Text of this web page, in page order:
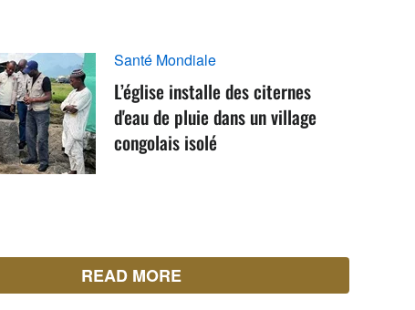
Santé Mondiale
L’église installe des citernes
d'eau de pluie dans un village
congolais isolé
READ MORE